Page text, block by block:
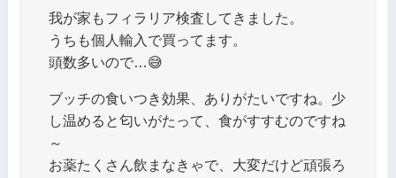
我が家もフィラリア検査してきました。
うちも個人輸入で買ってます。
頭数多いので…😅
ブッチの食いつき効果、ありがたいですね。少
し温めると匂いがたって、食がすすむのですね
～
お薬たくさん飲まなきゃで、大変だけど頑張ろ